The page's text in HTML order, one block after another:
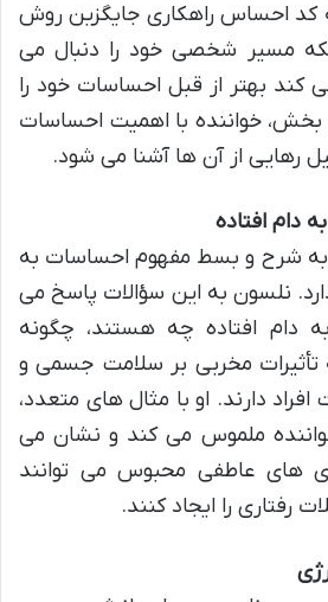
کد احساس راهکاری جایگزین روش
مسیر شخصی خود را دنبال می
کند بهتر از قبل احساسات خود را
بخش، خواننده با اهمیت احساسات
رهایی از آن ها آشنا می شود.
دام افتاده
شرح و بسط مفهوم احساسات به
نلسون به این سؤالات پاسخ می
دام افتاده چه هستند، چگونه
مخربی بر سلامت جسمی و
افراد دارند. او با مثال های متعدد،
ملموس می کند و نشان می
های عاطفی محبوس می توانند
رفتاری را ایجاد کنند.